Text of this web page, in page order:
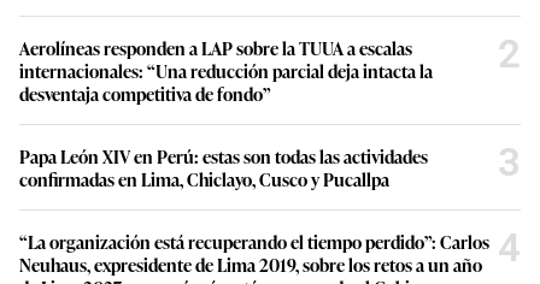
Aerolíneas responden a LAP sobre la TUUA a escalas
internacionales: “Una reducción parcial deja intacta la
desventaja competitiva de fondo”
2
Papa León XIV en Perú: estas son todas las actividades
confirmadas en Lima, Chiclayo, Cusco y Pucallpa
3
“La organización está recuperando el tiempo perdido”: Carlos
Neuhaus, expresidente de Lima 2019, sobre los retos a un año
4